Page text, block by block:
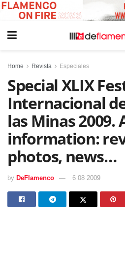
Home Revista Especiales
Special XLIX
Internacional
las Minas 2009.
information:
photos, news…
by DeFlamenco 6 08 2009